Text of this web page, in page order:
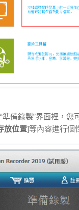
準備錄製”界面裡，您
放位置]等內容進行個